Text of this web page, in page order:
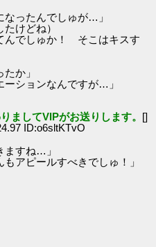
なったんでしゅが…」
けどね）
んでしゅか！ そこはキスす
か」
ションなんですが…」
ましてVIPがお送りします。 []
ID:o6sltKTvO
すね…」
アピールすべきでしゅ！」